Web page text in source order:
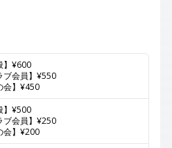
】¥600
ブ会員】¥550
会】¥450
】¥500
ブ会員】¥250
会】¥200